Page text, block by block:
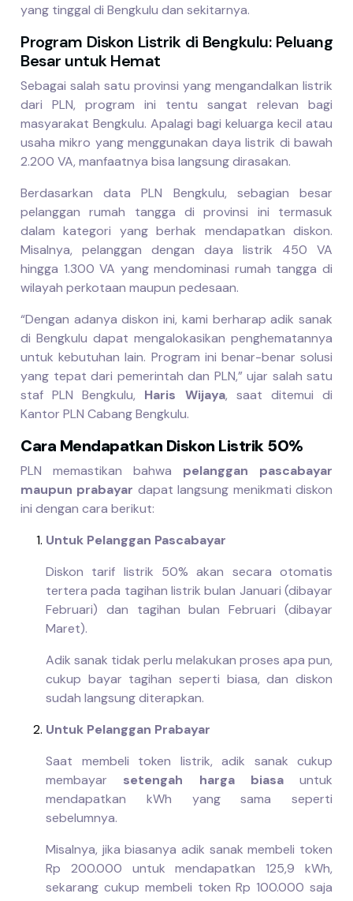
yang tinggal di Bengkulu dan sekitarnya.
Program Diskon Listrik di Bengkulu: Peluang
Besar untuk Hemat
Sebagai salah satu provinsi yang mengandalkan listrik
dari PLN, program ini tentu sangat relevan bagi
masyarakat Bengkulu. Apalagi bagi keluarga kecil atau
usaha mikro yang menggunakan daya listrik di bawah
2.200 VA, manfaatnya bisa langsung dirasakan.
Berdasarkan data PLN Bengkulu, sebagian besar
pelanggan rumah tangga di provinsi ini termasuk
dalam kategori yang berhak mendapatkan diskon.
Misalnya, pelanggan dengan daya listrik 450 VA
hingga 1.300 VA yang mendominasi rumah tangga di
wilayah perkotaan maupun pedesaan.
“Dengan adanya diskon ini, kami berharap adik sanak
di Bengkulu dapat mengalokasikan penghematannya
untuk kebutuhan lain. Program ini benar-benar solusi
yang tepat dari pemerintah dan PLN,” ujar salah satu
staf PLN Bengkulu, Haris Wijaya, saat ditemui di
Kantor PLN Cabang Bengkulu.
Cara Mendapatkan Diskon Listrik 50%
PLN memastikan bahwa pelanggan pascabayar
maupun prabayar dapat langsung menikmati diskon
ini dengan cara berikut:
Untuk Pelanggan Pascabayar
Diskon tarif listrik 50% akan secara otomatis
tertera pada tagihan listrik bulan Januari (dibayar
Februari) dan tagihan bulan Februari (dibayar
Maret).
Adik sanak tidak perlu melakukan proses apa pun,
cukup bayar tagihan seperti biasa, dan diskon
sudah langsung diterapkan.
Untuk Pelanggan Prabayar
Saat membeli token listrik, adik sanak cukup
membayar setengah harga biasauntuk
mendapatkan kWh yang sama seperti
sebelumnya.
Misalnya, jika biasanya adik sanak membeli token
Rp 200.000 untuk mendapatkan 125,9 kWh,
sekarang cukup membeli token Rp 100.000 saja